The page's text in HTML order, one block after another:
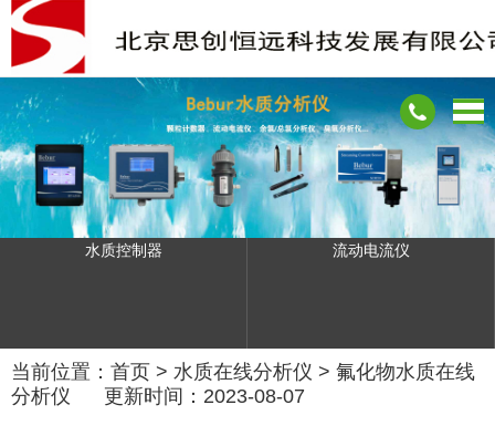
水质控制器 流动电流仪
当前位置： 首页 > 水质在线分析仪 > 氟化物水质在线
分析仪 更新时间：2023-08-07